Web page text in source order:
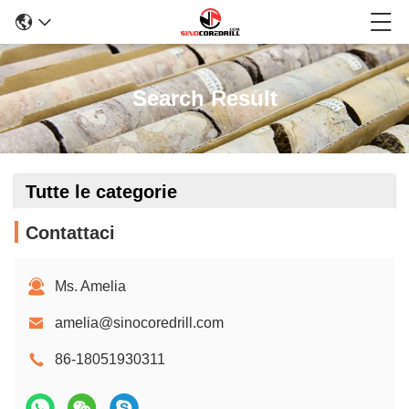
Search Result
Tutte le categorie
Contattaci
Ms. Amelia
amelia@sinocoredrill.com
86-18051930311